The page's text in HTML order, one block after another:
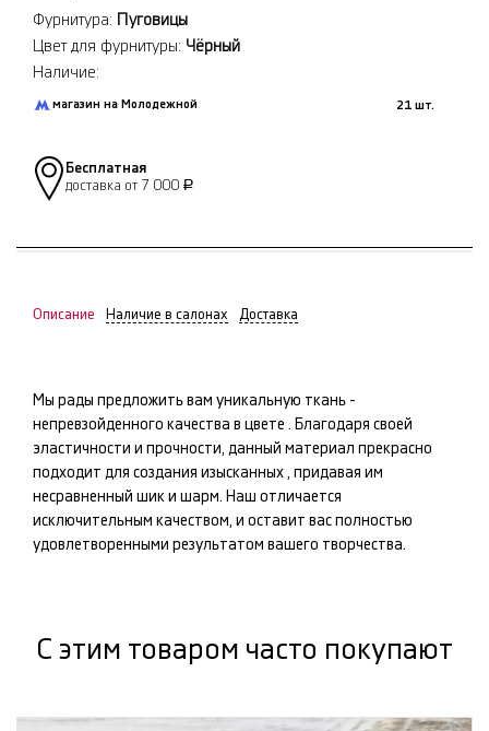
Фурнитура: Пуговицы
Цвет для фурнитуры: Чёрный
Наличие:
магазин на Молодежной 21 шт.
Бесплатная
доставка от 7 000 Р
Описание Наличие в салонах Доставка
Мы рады предложить вам уникальную ткань -
непревзойденного качества в цвете . Благодаря своей
эластичности и прочности, данный материал прекрасно
подходит для создания изысканных , придавая им
несравненный шик и шарм. Наш отличается
исключительным качеством, и оставит вас полностью
удовлетворенными результатом вашего творчества.
С этим товаром часто покупают